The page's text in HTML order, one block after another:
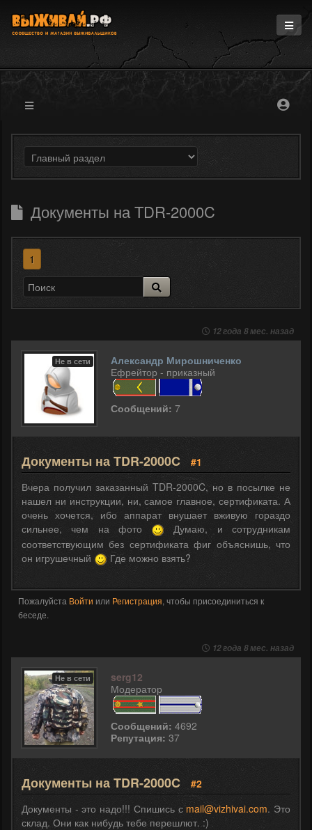
Информация
Магазин
Форум
Документы на TDR-2000C
1
12 года 8 мес. назад
Не в сети
Александр Мирошниченко
Ефрейтор - приказный
Сообщений: 7
Документы на TDR-2000C
#1
Вчера получил заказанный TDR-2000C, но в посылке не
нашел ни инструкции, ни, самое главное, сертификата. А
очень хочется, ибо аппарат внушает вживую гораздо
сильнее, чем на фото
Думаю, и сотрудникам
соответствующим без сертификата фиг объяснишь, что
он игрушечный
Где можно взять?
Пожалуйста Войти или Регистрация, чтобы присоединиться к
беседе.
12 года 8 мес. назад
Не в сети
serg12
Модератор
Сообщений: 4692
Репутация: 37
Документы на TDR-2000C
#2
Документы - это надо!!! Спишись с mail@vizhivai.com. Это
склад. Они как нибудь тебе перешлют. :)